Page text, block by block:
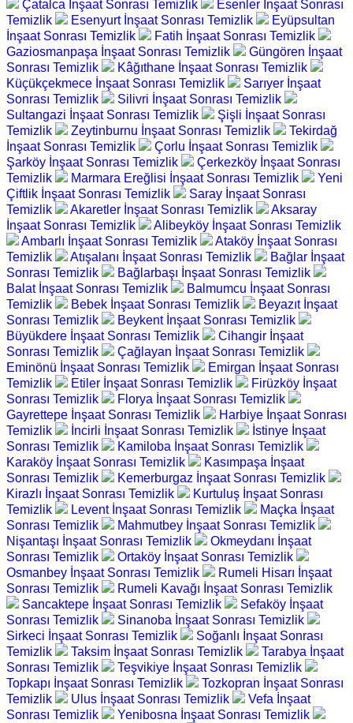
Çatalca İnşaat Sonrası Temizlik
Esenler İnşaat Sonrası
Temizlik
Esenyurt İnşaat Sonrası Temizlik
Eyüpsultan
İnşaat Sonrası Temizlik
Fatih İnşaat Sonrası Temizlik
Gaziosmanpaşa İnşaat Sonrası Temizlik
Güngören İnşaat
Sonrası Temizlik
Kâğıthane İnşaat Sonrası Temizlik
Küçükçekmece İnşaat Sonrası Temizlik
Sarıyer İnşaat
Sonrası Temizlik
Silivri İnşaat Sonrası Temizlik
Sultangazi İnşaat Sonrası Temizlik
Şişli İnşaat Sonrası
Temizlik
Zeytinburnu İnşaat Sonrası Temizlik
Tekirdağ
İnşaat Sonrası Temizlik
Çorlu İnşaat Sonrası Temizlik
Şarköy İnşaat Sonrası Temizlik
Çerkezköy İnşaat Sonrası
Temizlik
Marmara Ereğlisi İnşaat Sonrası Temizlik
Yeni
Çiftlik İnşaat Sonrası Temizlik
Saray İnşaat Sonrası
Temizlik
Akaretler İnşaat Sonrası Temizlik
Aksaray
İnşaat Sonrası Temizlik
Alibeyköy İnşaat Sonrası Temizlik
Ambarlı İnşaat Sonrası Temizlik
Ataköy İnşaat Sonrası
Temizlik
Atışalanı İnşaat Sonrası Temizlik
Bağlar İnşaat
Sonrası Temizlik
Bağlarbaşı İnşaat Sonrası Temizlik
Balat İnşaat Sonrası Temizlik
Balmumcu İnşaat Sonrası
Temizlik
Bebek İnşaat Sonrası Temizlik
Beyazıt İnşaat
Sonrası Temizlik
Beykent İnşaat Sonrası Temizlik
Büyükdere İnşaat Sonrası Temizlik
Cihangir İnşaat
Sonrası Temizlik
Çağlayan İnşaat Sonrası Temizlik
Eminönü İnşaat Sonrası Temizlik
Emirgan İnşaat Sonrası
Temizlik
Etiler İnşaat Sonrası Temizlik
Firüzköy İnşaat
Sonrası Temizlik
Florya İnşaat Sonrası Temizlik
Gayrettepe İnşaat Sonrası Temizlik
Harbiye İnşaat Sonrası
Temizlik
İncirli İnşaat Sonrası Temizlik
İstinye İnşaat
Sonrası Temizlik
Kamiloba İnşaat Sonrası Temizlik
Karaköy İnşaat Sonrası Temizlik
Kasımpaşa İnşaat
Sonrası Temizlik
Kemerburgaz İnşaat Sonrası Temizlik
Kirazlı İnşaat Sonrası Temizlik
Kurtuluş İnşaat Sonrası
Temizlik
Levent İnşaat Sonrası Temizlik
Maçka İnşaat
Sonrası Temizlik
Mahmutbey İnşaat Sonrası Temizlik
Nişantaşı İnşaat Sonrası Temizlik
Okmeydanı İnşaat
Sonrası Temizlik
Ortaköy İnşaat Sonrası Temizlik
Osmanbey İnşaat Sonrası Temizlik
Rumeli Hisarı İnşaat
Sonrası Temizlik
Rumeli Kavağı İnşaat Sonrası Temizlik
Sancaktepe İnşaat Sonrası Temizlik
Sefaköy İnşaat
Sonrası Temizlik
Sinanoba İnşaat Sonrası Temizlik
Sirkeci İnşaat Sonrası Temizlik
Soğanlı İnşaat Sonrası
Temizlik
Taksim İnşaat Sonrası Temizlik
Tarabya İnşaat
Sonrası Temizlik
Teşvikiye İnşaat Sonrası Temizlik
Topkapı İnşaat Sonrası Temizlik
Tozkopran İnşaat Sonrası
Temizlik
Ulus İnşaat Sonrası Temizlik
Vefa İnşaat
Sonrası Temizlik
Yenibosna İnşaat Sonrası Temizlik